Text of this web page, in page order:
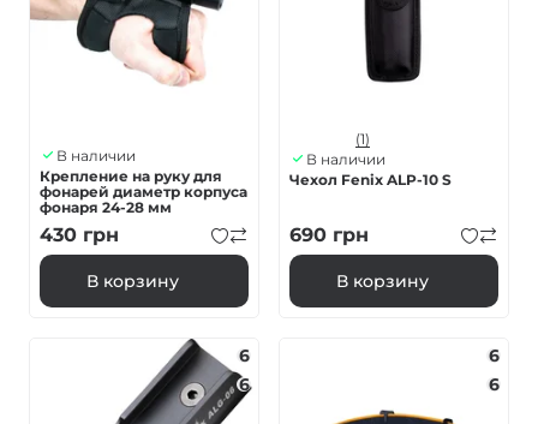
В наличии
Крепление на руку для
фонарей диаметр корпуса
фонаря 24-28 мм
430 грн
В корзину
(1)
В наличии
Чехол Fenix ALP-10 S
690 грн
В корзину
6
6
6
6